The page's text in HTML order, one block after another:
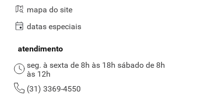
mapa do site
datas especiais
atendimento
seg. à sexta de 8h às 18h sábado de 8h
às 12h
(31) 3369-4550